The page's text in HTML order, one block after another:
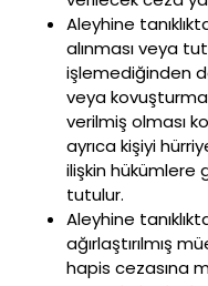
Aleyhine
alınması veya
işlemediğinden
veya
verilmiş olması
ayrıca kişiyi
ilişkin hükümlere
tutulur.
Aleyhine
ağırlaştırılmış
hapis cezasına